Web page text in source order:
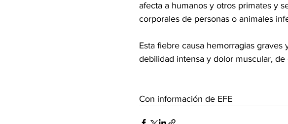
afecta a humanos y otros primates y
corporales de personas o animales
Esta fiebre causa hemorragias
debilidad intensa y dolor muscular,
Con información de EFE